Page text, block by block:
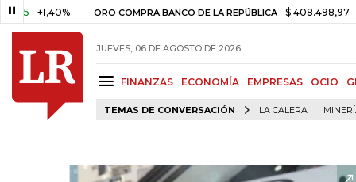
+1,40% ORO COMPRA BANCO DE LA REPÚBLICA $ 408.498,97 +$
JUEVES, 06 DE AGOSTO DE 2026
FINANZAS ECONOMÍA EMPRESAS OCIO
TEMAS DE CONVERSACIÓN LA CALERA